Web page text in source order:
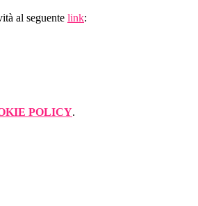
al seguente link:
POLICY.